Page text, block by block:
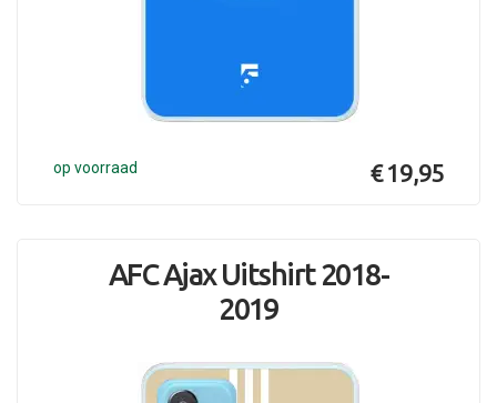
op voorraad € 19,95
AFC Ajax Uitshirt 2018-
2019